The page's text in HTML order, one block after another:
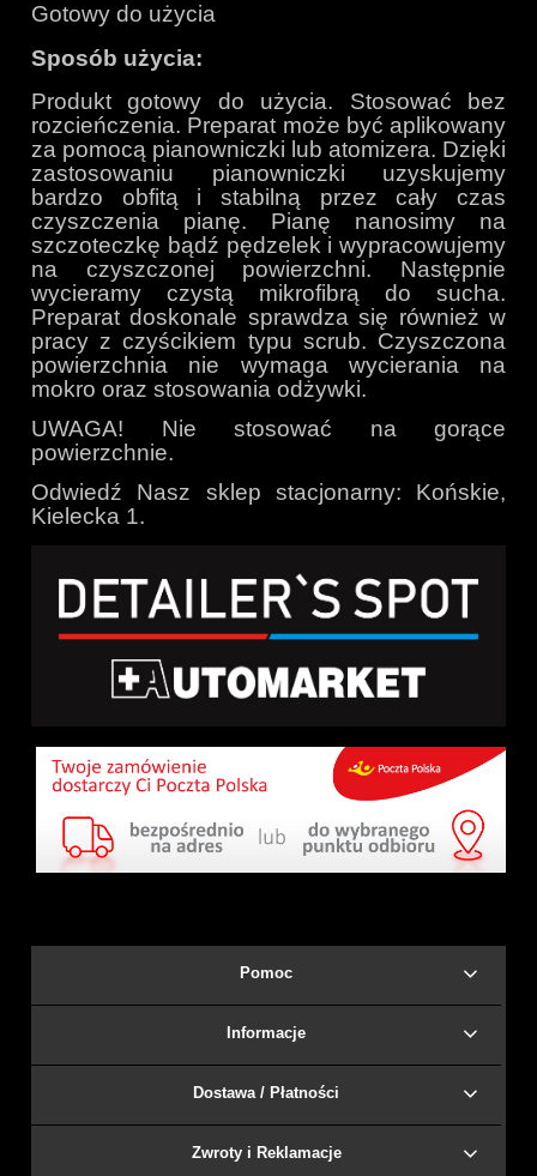
Gotowy do użycia
Sposób użycia:
Produkt gotowy do użycia. Stosować bez
rozcieńczenia. Preparat może być aplikowany
za pomocą pianowniczki lub atomizera. Dzięki
zastosowaniu pianowniczki uzyskujemy
bardzo obfitą i stabilną przez cały czas
czyszczenia pianę. Pianę nanosimy na
szczoteczkę bądź pędzelek i wypracowujemy
na czyszczonej powierzchni. Następnie
wycieramy czystą mikrofibrą do sucha.
Preparat doskonale sprawdza się również w
pracy z czyścikiem typu scrub. Czyszczona
powierzchnia nie wymaga wycierania na
mokro oraz stosowania odżywki.
UWAGA! Nie stosować na gorące
powierzchnie.
Odwiedź Nasz sklep stacjonarny: Końskie,
Kielecka 1.
Pomoc
Informacje
Dostawa / Płatności
Zwroty i Reklamacje